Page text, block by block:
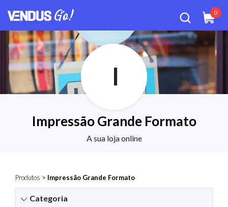
0
I
Impressão Grande Formato
A sua loja online
Produtos > Impressão Grande Formato
Categoria